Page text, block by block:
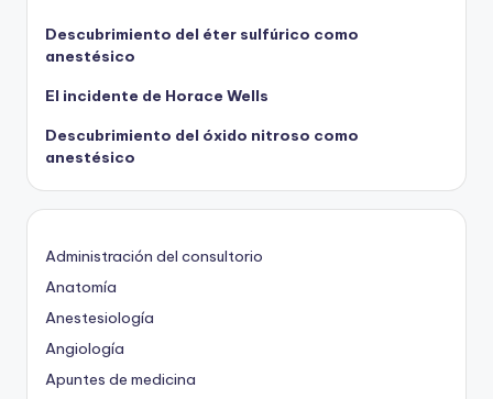
Descubrimiento del éter sulfúrico como
anestésico
El incidente de Horace Wells
Descubrimiento del óxido nitroso como
anestésico
Administración del consultorio
Anatomía
Anestesiología
Angiología
Apuntes de medicina